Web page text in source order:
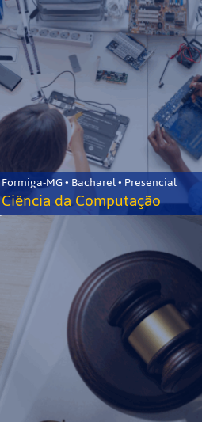
Formiga-MG • Bacharel • Presencial
Ciência da Computação